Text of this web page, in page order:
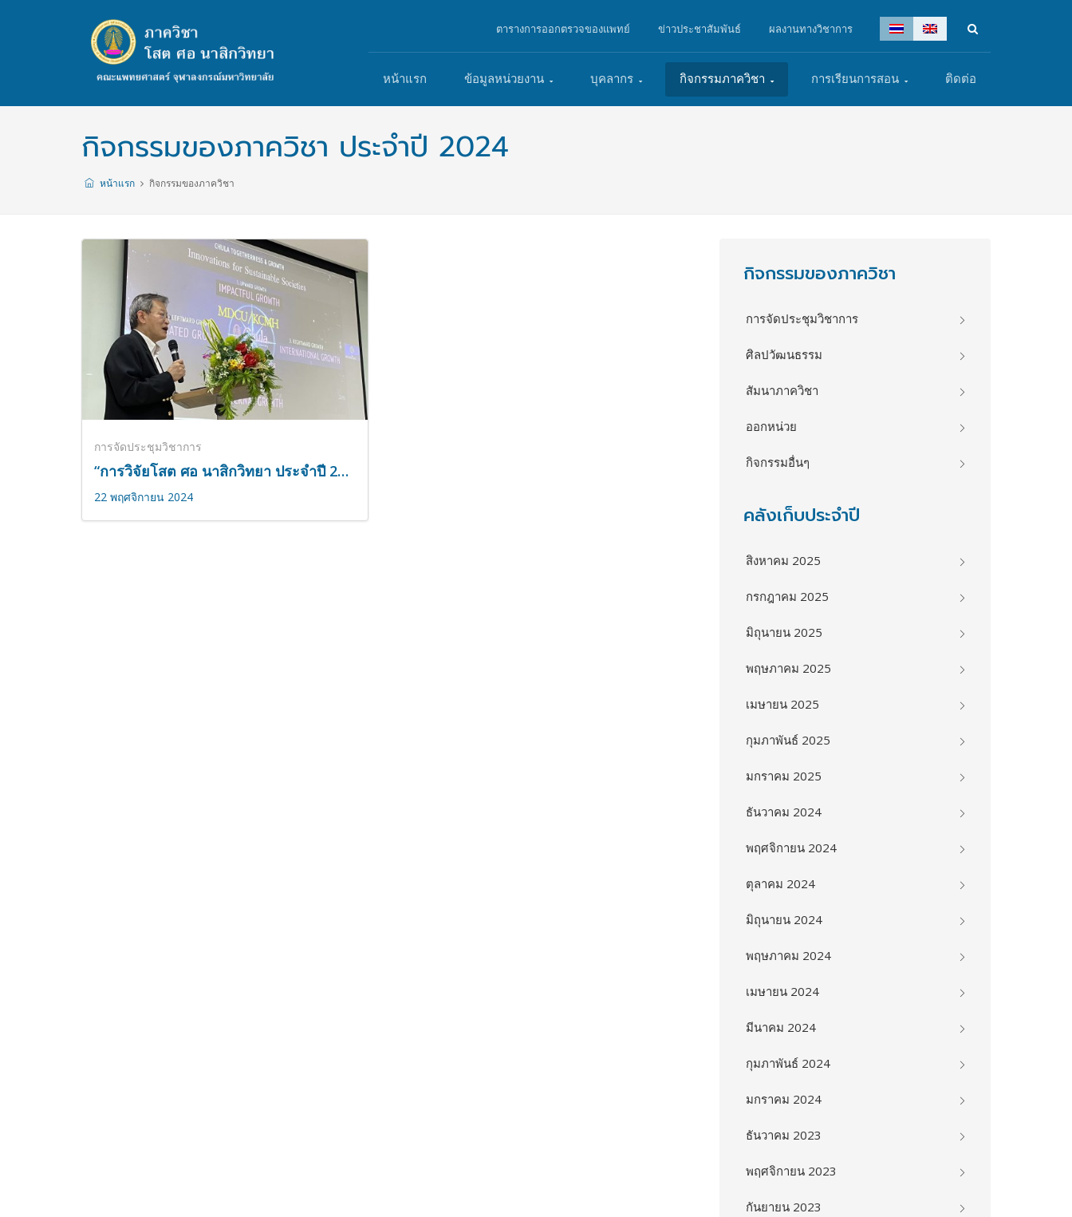
ตารางการออกตรวจของแพทย์ ข่าวประชาสัมพันธ์ ผลงานทางวิชาการ
หน้าแรก ข้อมูลหน่วยงาน บุคลากร กิจกรรมภาควิชา การเรียนการสอน ติดต่อ
กิจกรรมของภาควิชา ประจำปี 2024
หน้าแรก กิจกรรมของภาควิชา
การจัดประชุมวิชาการ
“การวิจัยโสต ศอ นาสิกวิทยา ประจำปี 2567”
22 พฤศจิกายน 2024
กิจกรรมของภาควิชา
การจัดประชุมวิชาการ
ศิลปวัฒนธรรม
สัมนาภาควิชา
ออกหน่วย
กิจกรรมอื่นๆ
คลังเก็บประจำปี
สิงหาคม 2025
กรกฎาคม 2025
มิถุนายน 2025
พฤษภาคม 2025
เมษายน 2025
กุมภาพันธ์ 2025
มกราคม 2025
ธันวาคม 2024
พฤศจิกายน 2024
ตุลาคม 2024
มิถุนายน 2024
พฤษภาคม 2024
เมษายน 2024
มีนาคม 2024
กุมภาพันธ์ 2024
มกราคม 2024
ธันวาคม 2023
พฤศจิกายน 2023
กันยายน 2023